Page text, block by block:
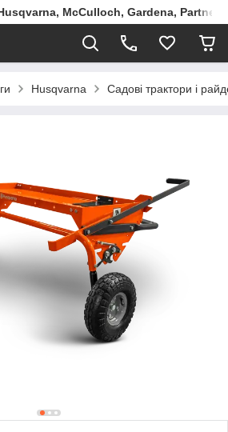
McCulloch, Gardena, Partner
Husqvarna Садові трактори і